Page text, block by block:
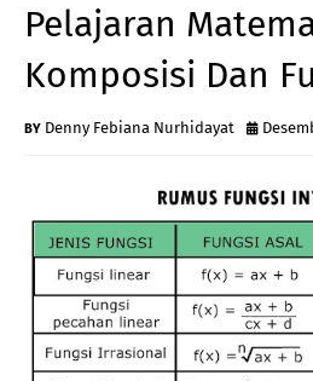
Pelajaran
Komposisi Dan
Denny Febiana Nurhidayat